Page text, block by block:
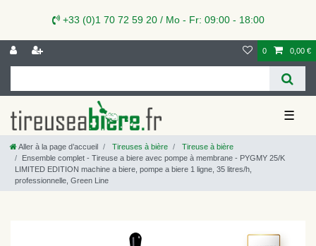
+33 (0)1 70 72 59 20 / Mo - Fr: 09:00 - 18:00
0 0,00 €
☰
Aller à la page d’accueil Tireuses à bière
Tireuse à bière
Ensemble complet - Tireuse a biere avec pompe à membrane - PYGMY 25/K
LIMITED EDITION machine a biere, pompe a biere 1 ligne, 35 litres/h,
professionnelle, Green Line